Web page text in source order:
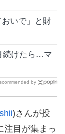
いで」と財
続けたら…マ
by
)さんが投
注目が集まっ